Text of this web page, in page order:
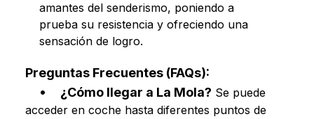
amantes del senderismo, poniendo a
prueba su resistencia y ofreciendo una
sensación de logro.
Preguntas Frecuentes (FAQs):
¿Cómo llegar a La Mola? Se puede
acceder en coche hasta diferentes puntos de